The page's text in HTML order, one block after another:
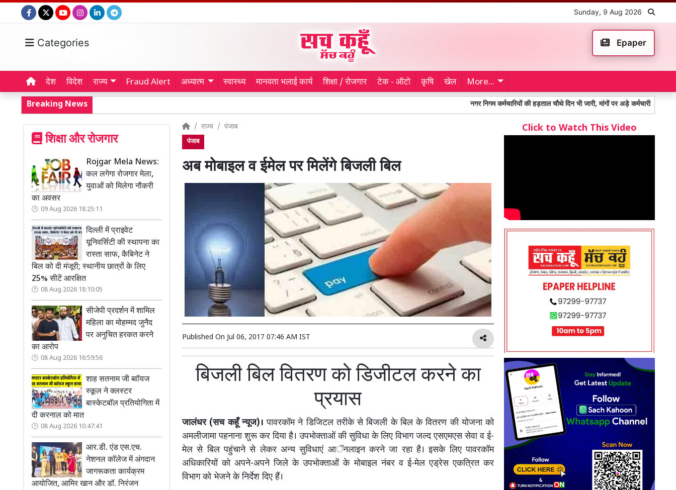
Sunday, 9 Aug 2026
Categories Epaper
देश विदेश राज्य Fraud Alert अध्यात्म स्वास्थ्य मानवता भलाई कार्य शिक्षा / रोजगार टेक - ऑटो कृषि खेल More...
Breaking News नगर निगम कर्मचारियों की हड़ताल चौथे दिन भी जारी, मांगों पर अड़े कर्मचारी Rojgar
शिक्षा और रोजगार
Rojgar Mela News:
कल लगेगा रोजगार मेला,
युवाओं को मिलेगा नौकरी
का अवसर
09 Aug 2026 18:25:11
दिल्ली में प्राइवेट
यूनिवर्सिटी की स्थापना का
रास्ता साफ, कैबिनेट ने
बिल को दी मंजूरी; स्थानीय छात्रों के लिए
25% सीटें आरक्षित
08 Aug 2026 18:10:05
सीजेपी प्रदर्शन में शामिल
महिला का मोहम्मद जुनैद
पर अनुचित हरकत करने
का आरोप
08 Aug 2026 16:59:56
शाह सतनाम जी ब्वॉयज
स्कूल ने क्लस्टर
बास्केटबॉल प्रतियोगिता में
दी करनाल को मात
08 Aug 2026 10:47:41
आर.डी. एंड एस.एच.
नेशनल कॉलेज में अंगदान
जागरूकता कार्यक्रम
आयोजित, आमिर खान और डॉ. निरंजन
राज्य पंजाब
पंजाब
अब मोबाइल व ईमेल पर मिलेंगे बिजली बिल
Published On Jul 06, 2017 07:46 AM IST
बिजली बिल वितरण को डिजीटल करने का
प्रयास
जालंधर (सच कहूँ न्यूज)। पावरकॉम ने डिजिटल तरीके से बिजली के बिल के वितरण की योजना को
अमलीजामा पहनाना शुरू कर दिया है। उपभोक्ताओं की सुविधा के लिए विभाग जल्द एसएमएस सेवा व ई-
मेल से बिल पहुंचाने से लेकर अन्य सुविधाएं आॅनलाइन करने जा रहा है। इसके लिए पावरकॉम
अधिकारियों को अपने-अपने जिले के उपभोक्ताओं के मोबाइल नंबर व ई-मेल एड्रेस एकत्रित कर
विभाग को भेजने के निर्देश दिए हैं।
Click to Watch This Video